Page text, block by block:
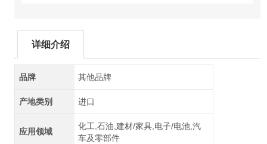
详细介绍
品牌 其他品牌
产地类别 进口
应用领域
化工,石油,建材/家具,电子/电池,汽
车及零部件